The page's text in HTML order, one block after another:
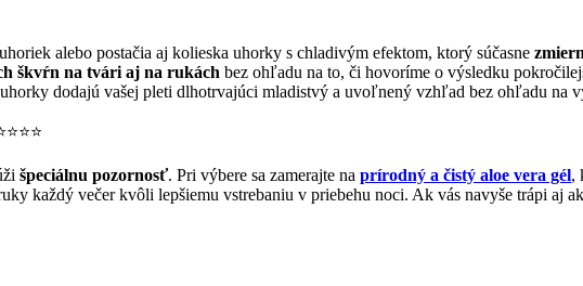
alebo postačia aj kolieska uhorky s chladivým efektom, ktorý súčasne
škvŕn na tvári aj na rukách bez ohľadu na to, či hovoríme o výsledku
dodajú vašej pleti dlhotrvajúci mladistvý a uvoľnený vzhľad bez ohľadu na
špeciálnu pozornosť. Pri výbere sa zamerajte na prírodný a čistý aloe vera gél,
každý večer kvôli lepšiemu vstrebaniu v priebehu noci. Ak vás navyše trápi aj